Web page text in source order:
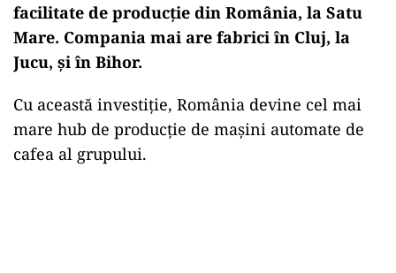
facilitate de producţie din România, la Satu
Mare. Compania mai are fabrici în Cluj, la
Jucu, şi în Bihor.
Cu această investiție, România devine cel mai
mare hub de producţie de maşini automate de
cafea al grupului.